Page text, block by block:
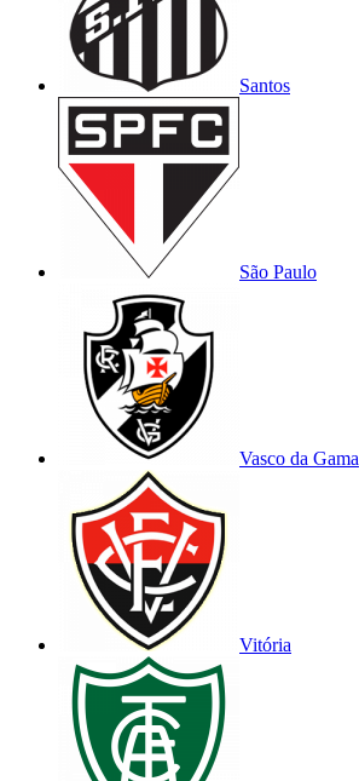
Santos
São Paulo
Vasco da Gama
Vitória